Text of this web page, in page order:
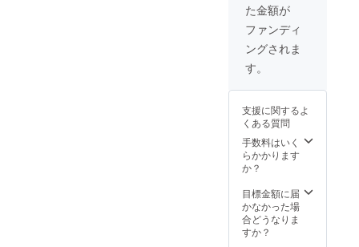
た金額が
ファンディ
ングされま
す。
支援に関するよ
くある質問
手数料はいく
らかかります
か？
目標金額に届
かなかった場
合どうなりま
すか？